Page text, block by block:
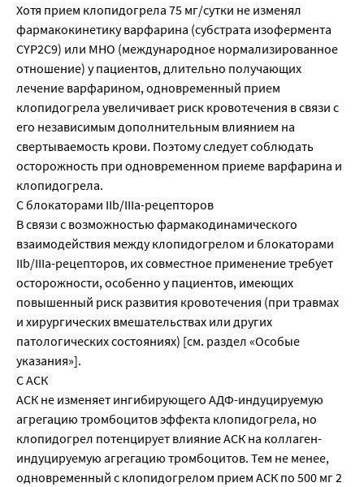
Хотя прием клопидогрела 75 мг/сутки не изменял
фармакокинетику варфарина (субстрата изофермента
CYP2C9) или МНО (международное нормализированное
отношение) у пациентов, длительно получающих
лечение варфарином, одновременный прием
клопидогрела увеличивает риск кровотечения в связи с
его независимым дополнительным влиянием на
свертываемость крови. Поэтому следует соблюдать
осторожность при одновременном приеме варфарина и
клопидогрела.
С блокаторами IIb/IIIa-рецепторов
В связи с возможностью фармакодинамического
взаимодействия между клопидогрелом и блокаторами
IIb/IIIa-рецепторов, их совместное применение требует
осторожности, особенно у пациентов, имеющих
повышенный риск развития кровотечения (при травмах
и хирургических вмешательствах или других
патологических состояниях) [см. раздел «Особые
указания»].
С АСК
АСК не изменяет ингибирующего АДФ-индуцируемую
агрегацию тромбоцитов эффекта клопидогрела, но
клопидогрел потенцирует влияние АСК на коллаген-
индуцируемую агрегацию тромбоцитов. Тем не менее,
одновременный с клопидогрелом прием АСК по 500 мг 2